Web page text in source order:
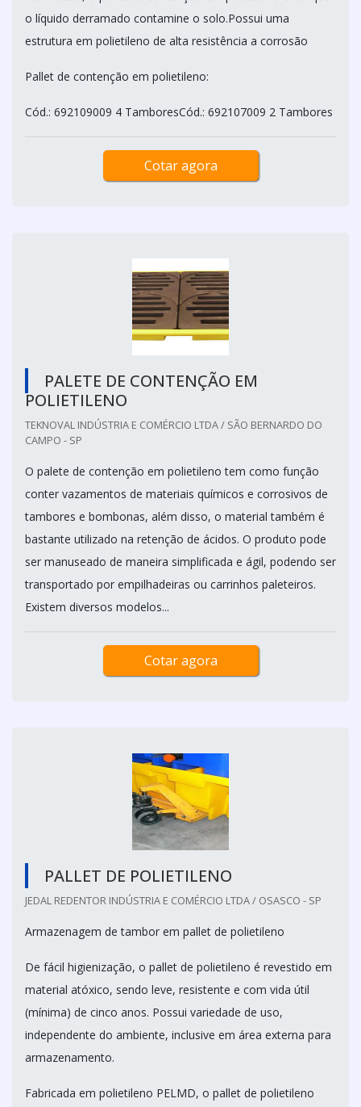
o líquido derramado contamine o solo.Possui uma
estrutura em polietileno de alta resistência a corrosão
Pallet de contenção em polietileno:
Cód.: 692109009 4 TamboresCód.: 692107009 2 Tambores
Cotar agora
PALETE DE CONTENÇÃO EM
POLIETILENO
TEKNOVAL INDÚSTRIA E COMÉRCIO LTDA / SÃO BERNARDO DO
CAMPO - SP
O palete de contenção em polietileno tem como função
conter vazamentos de materiais químicos e corrosivos de
tambores e bombonas, além disso, o material também é
bastante utilizado na retenção de ácidos. O produto pode
ser manuseado de maneira simplificada e ágil, podendo ser
transportado por empilhadeiras ou carrinhos paleteiros.
Existem diversos modelos...
Cotar agora
PALLET DE POLIETILENO
JEDAL REDENTOR INDÚSTRIA E COMÉRCIO LTDA / OSASCO - SP
Armazenagem de tambor em pallet de polietileno
De fácil higienização, o pallet de polietileno é revestido em
material atóxico, sendo leve, resistente e com vida útil
(mínima) de cinco anos. Possui variedade de uso,
independente do ambiente, inclusive em área externa para
armazenamento.
Fabricada em polietileno PELMD, o pallet de polietileno